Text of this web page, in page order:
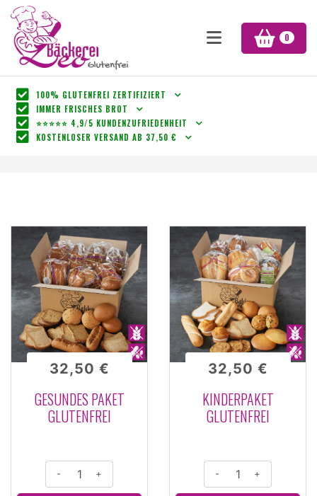
0
100% GLUTENFREI ZERTIFIZIERT
IMMER FRISCHES BROT
⭐⭐⭐⭐⭐ 4,9/5 KUNDENZUFRIEDENHEIT
KOSTENLOSER VERSAND AB 37,50 €
GESUNDES PAKET
GLUTENFREI
32,50 €
- +
KINDERPAKET
GLUTENFREI
32,50 €
- +